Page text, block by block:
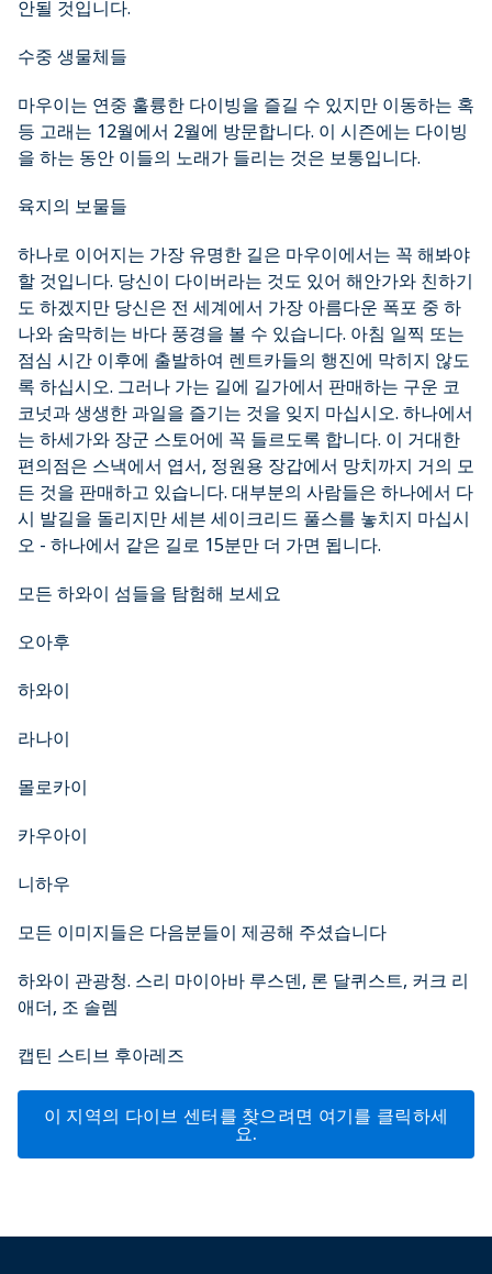
안될 것입니다.
수중 생물체들
마우이는 연중 훌륭한 다이빙을 즐길 수 있지만 이동하는 혹
등 고래는 12월에서 2월에 방문합니다. 이 시즌에는 다이빙
을 하는 동안 이들의 노래가 들리는 것은 보통입니다.
육지의 보물들
하나로 이어지는 가장 유명한 길은 마우이에서는 꼭 해봐야
할 것입니다. 당신이 다이버라는 것도 있어 해안가와 친하기
도 하겠지만 당신은 전 세계에서 가장 아름다운 폭포 중 하
나와 숨막히는 바다 풍경을 볼 수 있습니다. 아침 일찍 또는
점심 시간 이후에 출발하여 렌트카들의 행진에 막히지 않도
록 하십시오. 그러나 가는 길에 길가에서 판매하는 구운 코
코넛과 생생한 과일을 즐기는 것을 잊지 마십시오. 하나에서
는 하세가와 장군 스토어에 꼭 들르도록 합니다. 이 거대한
편의점은 스낵에서 엽서, 정원용 장갑에서 망치까지 거의 모
든 것을 판매하고 있습니다. 대부분의 사람들은 하나에서 다
시 발길을 돌리지만 세븐 세이크리드 풀스를 놓치지 마십시
오 - 하나에서 같은 길로 15분만 더 가면 됩니다.
모든 하와이 섬들을 탐험해 보세요
오아후
하와이
라나이
몰로카이
카우아이
니하우
모든 이미지들은 다음분들이 제공해 주셨습니다
하와이 관광청. 스리 마이아바 루스덴, 론 달퀴스트, 커크 리
애더, 조 솔렘
캡틴 스티브 후아레즈
이 지역의 다이브 센터를 찾으려면 여기를 클릭하세
요.